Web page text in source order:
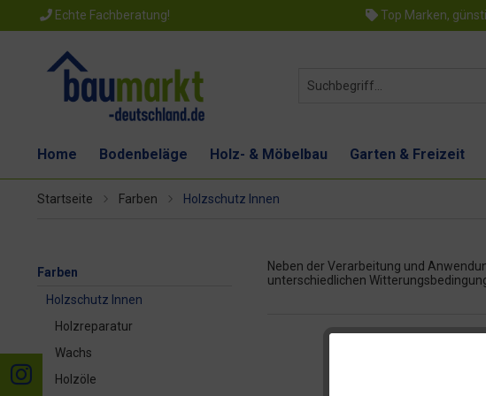
Echte Fachberatung! Top Marken,
Home Bodenbeläge Holz- & Möbelbau Garten & Freizeit
Startseite Farben Holzschutz Innen
Farben
Holzschutz Innen
Holzreparatur
Wachs
Holzöle
Neben der Verarbeitung und
unterschiedlichen